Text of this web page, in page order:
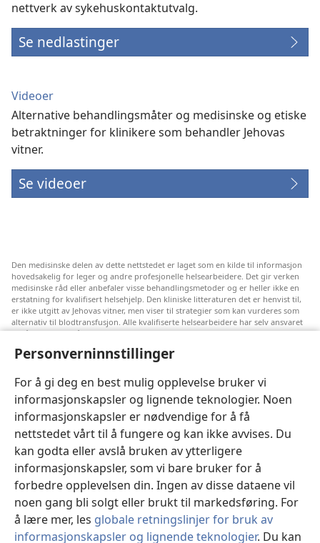
Personverninnstillinger
For å gi deg en best mulig opplevelse bruker vi
informasjonskapsler og lignende teknologier. Noen
informasjonskapsler er nødvendige for å få
nettstedet vårt til å fungere og kan ikke avvises. Du
kan godta eller avslå bruken av ytterligere
informasjonskapsler, som vi bare bruker for å
forbedre opplevelsen din. Ingen av disse dataene vil
noen gang bli solgt eller brukt til markedsføring. For
å lære mer, les globale retningslinjer for bruk av
informasjonskapsler og lignende teknologier. Du kan
nettverk av sykehuskontaktutvalg.
Se nedlastinger
Videoer
Alternative behandlingsmåter og medisinske og etiske
betraktninger for klinikere som behandler Jehovas
vitner.
Se videoer
Den medisinske delen av dette nettstedet er laget som en kilde til informasjon
hovedsakelig for leger og andre profesjonelle helsearbeidere. Det gir verken
medisinske råd eller anbefaler visse behandlingsmetoder og er heller ikke en
erstatning for kvalifisert helsehjelp. Den kliniske litteraturen det er henvist til,
er ikke utgitt av Jehovas vitner, men viser til strategier som kan vurderes som
alternativ til blodtransfusjon. Alle kvalifiserte helsearbeidere har selv ansvaret
for å følge med på ny informasjon, drøfte alternative behandlingsmetoder og
verdier og tro. Ikke alle strategiene som er nevnt, passer for eller godtas av
Pasienter: Søk alltid råd fra legen din eller annet kvalifisert helsepersonell om
helseproblemer og behandlingsmetoder. Oppsøk lege hvis du mistenker at du
er syk.
Nettstedet er regulert av dets vilkår for bruk.
Velg utseende